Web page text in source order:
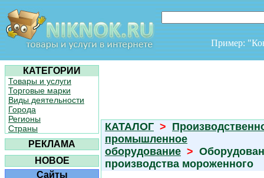
Пример:
КАТЕГОРИИ
Товары и услуги
Торговые марки
Виды деятельности
Города
Регионы
Страны
РЕКЛАМА
НОВОЕ
Сайты
КАТАЛОГ >
промышленное
оборудование >
производства мороженного